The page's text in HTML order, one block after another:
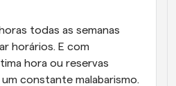
todas as semanas
horários. E com
hora ou reservas
constante malabarismo.